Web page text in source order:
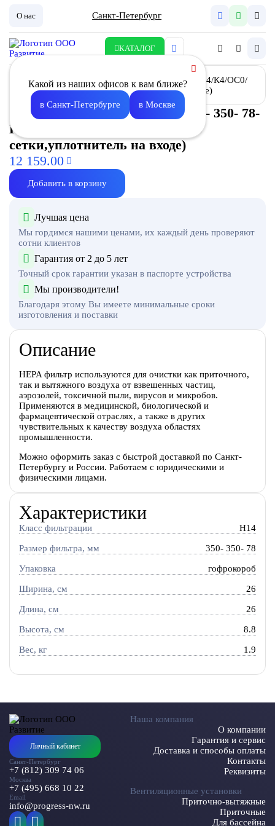
О нас Санкт-Петербург
КАТАЛОГ
Какой из наших офисов к вам ближе?
в Санкт-Петербурге в Москве
Фильтр воздушный ФВА-II-350- 350- 78-
H14/К4/ОС0/У2 (алюм.рама,без
сетки,уплотнитель на входе)
12 159.00
Добавить в корзину
Лучшая цена
Мы гордимся нашими ценами, их каждый день проверяют
сотни клиентов
Гарантия от 2 до 5 лет
Точный срок гарантии указан в паспорте устройства
Мы производители!
Благодаря этому Вы имеете минимальные сроки
изготовления и поставки
Описание
HEPA фильтр используются для очистки как приточного,
так и вытяжного воздуха от взвешенных частиц,
аэрозолей, токсичной пыли, вирусов и микробов.
Применяются в медицинской, биологической и
фармацевтической отраслях, а также в других
чувствительных к качеству воздуха областях
промышленности.
Можно оформить заказ с быстрой доставкой по Санкт-
Петербургу и России. Работаем с юридическими и
физическими лицами.
Характеристики
Класс фильтрации H14
Размер фильтра, мм 350- 350- 78
Упаковка гофрокороб
Ширина, см 26
Длина, см 26
Высота, см 8.8
Вес, кг 1.9
Личный кабинет
Санкт-Петербург
+7 (812) 309 74 06
Москва
+7 (495) 668 10 22
Email
info@progress-nw.ru
Наша компания
О компании
Гарантия и сервис
Доставка и способы оплаты
Контакты
Реквизиты
Вентиляционные установки
Приточно-вытяжные
Приточные
Для бассейна